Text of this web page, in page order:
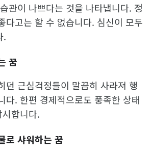
관이 나쁘다는 것을 나타냅니다. 정
다고는 할 수 없습니다. 심신이 모두
.
꿈
던 근심걱정들이 말끔히 사라져 행
다. 한편 경제적으로도 풍족한 상태
합니다.
로 샤워하는 꿈